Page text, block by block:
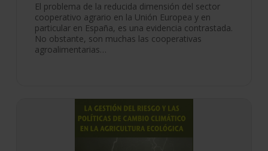
El problema de la reducida dimensión del sector
cooperativo agrario en la Unión Europea y en
particular en España, es una evidencia contrastada.
No obstante, son muchas las cooperativas
agroalimentarias…